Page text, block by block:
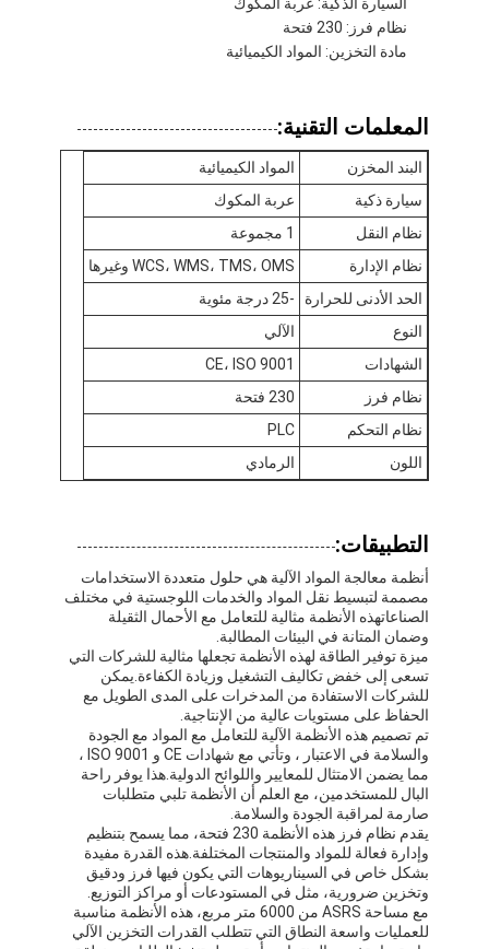
المنزل
المنتجات
حولنا
مراقبة الجودة
اتصل بنا
أخبار
القضايا
مدونة
نتحدث الآن
نظام استرجاع التخزين الآلي
نظام مناولة المواد الآلي
نظام فرز: 230 فتحة
مادة التخزين: المواد الكيميائية
المعلمات التقنية:
البند المخزن
المواد الكيميائية
سيارة ذكية
عربة المكوك
نظام النقل
1 مجموعة
نظام الإدارة
WCS، WMS، TMS، OMS وغيرها
الحد الأدنى للحرارة
-25 درجة مئوية
النوع
الآلي
الشهادات
CE، ISO 9001
نظام فرز
230 فتحة
نظام التحكم
PLC
اللون
الرمادي
التطبيقات:
أنظمة معالجة المواد الآلية هي حلول متعددة الاستخدامات
مصممة لتبسيط نقل المواد والخدمات اللوجستية في مختلف
الصناعاتهذه الأنظمة مثالية للتعامل مع الأحمال الثقيلة
وضمان المتانة في البيئات المطالبة.
ميزة توفير الطاقة لهذه الأنظمة تجعلها مثالية للشركات التي
تسعى إلى خفض تكاليف التشغيل وزيادة الكفاءة.يمكن
للشركات الاستفادة من المدخرات على المدى الطويل مع
الحفاظ على مستويات عالية من الإنتاجية.
تم تصميم هذه الأنظمة الآلية للتعامل مع المواد مع الجودة
والسلامة في الاعتبار ، وتأتي مع شهادات CE و ISO 9001 ،
مما يضمن الامتثال للمعايير واللوائح الدولية.هذا يوفر راحة
البال للمستخدمين، مع العلم أن الأنظمة تلبي متطلبات
صارمة لمراقبة الجودة والسلامة.
يقدم نظام فرز هذه الأنظمة 230 فتحة، مما يسمح بتنظيم
وإدارة فعالة للمواد والمنتجات المختلفة.هذه القدرة مفيدة
بشكل خاص في السيناريوهات التي يكون فيها فرز ودقيق
وتخزين ضرورية، مثل في المستودعات أو مراكز التوزيع.
مع مساحة ASRS من 6000 متر مربع، هذه الأنظمة مناسبة
للعمليات واسعة النطاق التي تتطلب القدرات التخزين الآلي